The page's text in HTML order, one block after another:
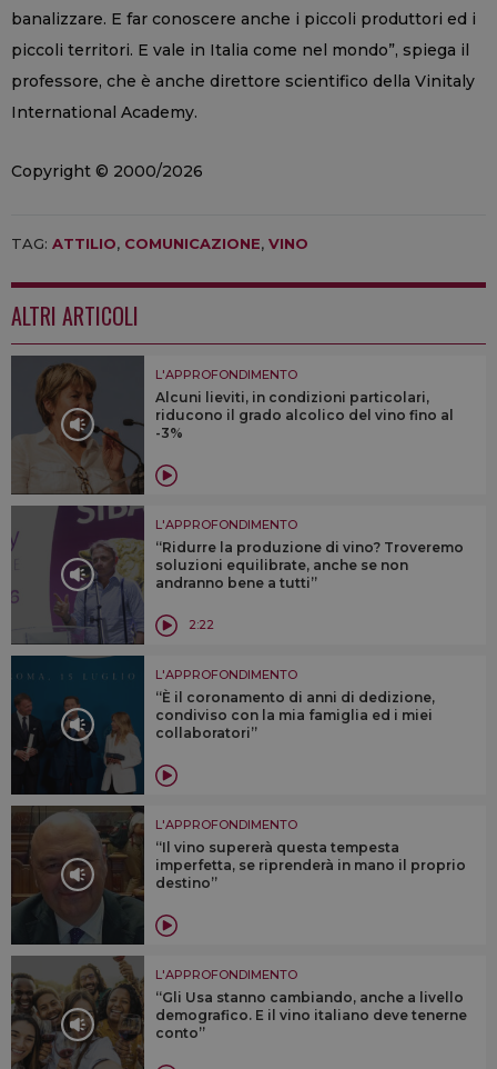
banalizzare. E far conoscere anche i piccoli produttori ed i
piccoli territori. E vale in Italia come nel mondo”, spiega il
professore, che è anche direttore scientifico della Vinitaly
International Academy.
Copyright © 2000/2026
TAG: ATTILIO, COMUNICAZIONE, VINO
ALTRI ARTICOLI
L'APPROFONDIMENTO
Alcuni lieviti, in condizioni particolari,
riducono il grado alcolico del vino fino al
-3%
L'APPROFONDIMENTO
“Ridurre la produzione di vino? Troveremo
soluzioni equilibrate, anche se non
andranno bene a tutti”
2:22
L'APPROFONDIMENTO
“È il coronamento di anni di dedizione,
condiviso con la mia famiglia ed i miei
collaboratori”
L'APPROFONDIMENTO
“Il vino supererà questa tempesta
imperfetta, se riprenderà in mano il proprio
destino”
L'APPROFONDIMENTO
“Gli Usa stanno cambiando, anche a livello
demografico. E il vino italiano deve tenerne
conto”